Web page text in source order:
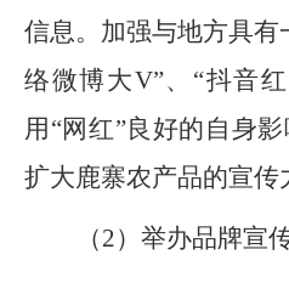
信息。加强与地方具有
络微博大V”、“抖音
用 “网红”良好的 自身
扩大鹿寨农产品的宣传
（2）举办品牌宣